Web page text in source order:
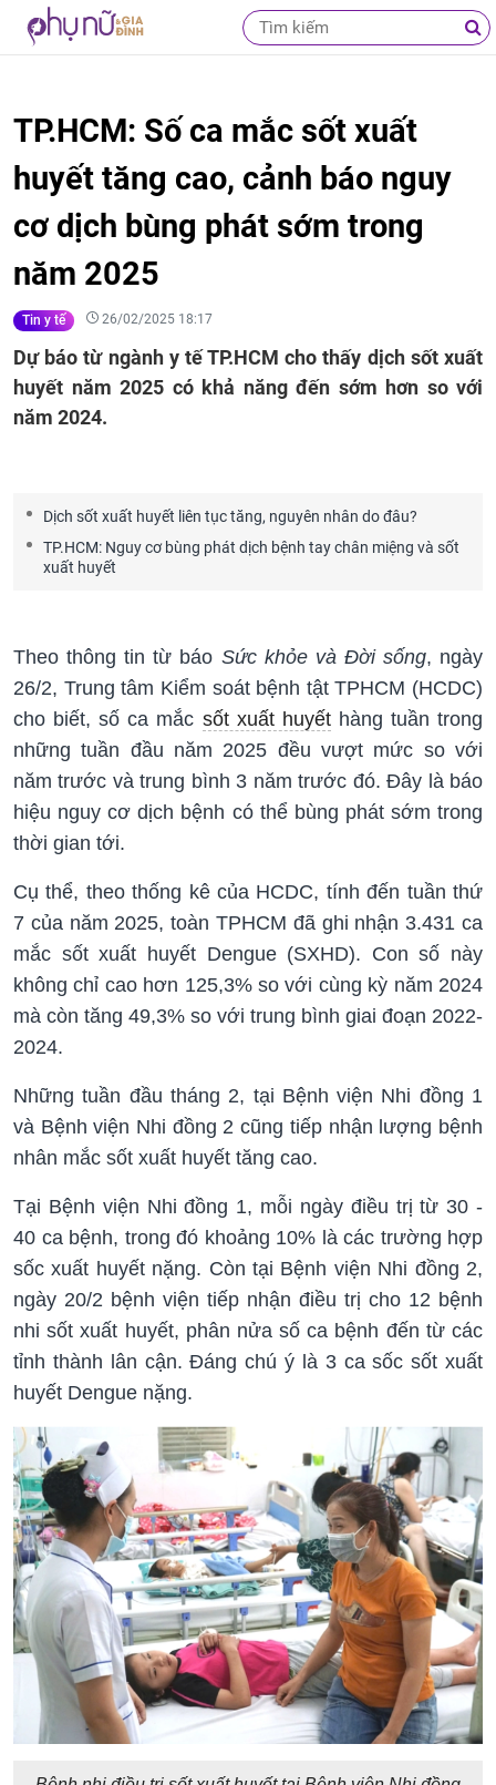
TP.HCM: Số ca mắc sốt xuất
huyết tăng cao, cảnh báo nguy
cơ dịch bùng phát sớm trong
năm 2025
Tin y tế 26/02/2025 18:17
Dự báo từ ngành y tế TP.HCM cho thấy dịch sốt xuất
huyết năm 2025 có khả năng đến sớm hơn so với
năm 2024.
Dịch sốt xuất huyết liên tục tăng, nguyên nhân do đâu?
TP.HCM: Nguy cơ bùng phát dịch bệnh tay chân miệng và sốt
xuất huyết
Theo thông tin từ báo Sức khỏe và Đời sống, ngày
26/2, Trung tâm Kiểm soát bệnh tật TPHCM (HCDC)
cho biết, số ca mắc sốt xuất huyếthàng tuần trong
những tuần đầu năm 2025 đều vượt mức so với
năm trước và trung bình 3 năm trước đó. Đây là báo
hiệu nguy cơ dịch bệnh có thể bùng phát sớm trong
thời gian tới.
Cụ thể, theo thống kê của HCDC, tính đến tuần thứ
7 của năm 2025, toàn TPHCM đã ghi nhận 3.431 ca
mắc sốt xuất huyết Dengue (SXHD). Con số này
không chỉ cao hơn 125,3% so với cùng kỳ năm 2024
mà còn tăng 49,3% so với trung bình giai đoạn 2022-
2024.
Những tuần đầu tháng 2, tại Bệnh viện Nhi đồng 1
và Bệnh viện Nhi đồng 2 cũng tiếp nhận lượng bệnh
nhân mắc sốt xuất huyết tăng cao.
Tại Bệnh viện Nhi đồng 1, mỗi ngày điều trị từ 30 -
40 ca bệnh, trong đó khoảng 10% là các trường hợp
sốc xuất huyết nặng. Còn tại Bệnh viện Nhi đồng 2,
ngày 20/2 bệnh viện tiếp nhận điều trị cho 12 bệnh
nhi sốt xuất huyết, phân nửa số ca bệnh đến từ các
tỉnh thành lân cận. Đáng chú ý là 3 ca sốc sốt xuất
huyết Dengue nặng.